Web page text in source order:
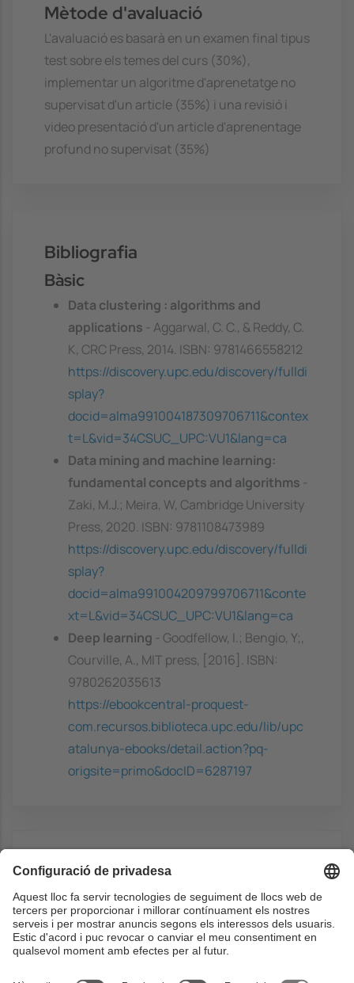
Mètode d'avaluació
L'avaluació es basarà en un examen final tipus
test sobre els temes del curs (30%),
implementar un algoritme d'aprenetatge no
supervisat d'un article (35%) i una revisió i
video presentació d'un article d'aprenentage
profund no supervisat (35%)
Bibliografia
Bàsic
Data clustering : algorithms and
applications
- Aggarwal, C. C., & Reddy, C.
K, CRC Press, 2014. ISBN: 9781466558212
https://discovery.upc.edu/discovery/fulldi
splay?
docid=alma991004187309706711&contex
t=L&vid=34CSUC_UPC:VU1&lang=ca
Data mining and machine learning:
fundamental concepts and algorithms
Zaki, M.J.; Meira, W, Cambridge University
Press, 2020. ISBN: 9781108473989
https://discovery.upc.edu/discovery/fulldi
splay?
docid=alma991004209799706711&conte
xt=L&vid=34CSUC_UPC:VU1&lang=ca
Deep learning
- Goodfellow, I.; Bengio, Y;,
Courville, A., MIT press, [2016]. ISBN:
9780262035613
https://ebookcentral-proquest-
com.recursos.biblioteca.upc.edu/lib/upc
atalunya-ebooks/detail.action?pq-
origsite=primo&docID=6287197
Web links
Material for the course
https://sites.google.com/upc.edu/mai-ul